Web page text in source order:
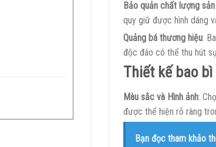
Bảo quản chất lượng
quy giữ được hình dáng
Quảng bá thương hiệu:
độc đáo có thể thu hút
Thiết kế bao
Màu sắc và Hình ảnh:
được thể hiện rõ ràng
Bạn đọc tham khảo